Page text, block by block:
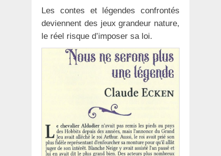
Les contes et légendes confrontés
deviennent des jeux grandeur nature,
le réel risque d’imposer sa loi.